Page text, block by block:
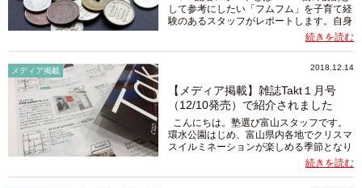
して参考にしたい「フムフム」を子育て経
験のあるスタッフがレポートします。自身
が学んだことや子育てで経験したことをコ
ラムにし、このサイトで紹介していく予定
続きを読む
メディア掲載 2018.12.14
【メディア掲載】雑誌Takt１月号
（12/10発売）で紹介されました
こんにちは。塾選び富山スタッフです。
環水公園はじめ、富山県内各地でクリスマ
スイルミネーションが楽しめる季節となり
ましたね。 さて、今月発売号の雑誌
Takt（タクト）１月号に「塾選び富山」
続きを読む